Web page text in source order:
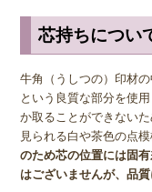
◆ オランダ生息の
「オランダ水牛」とも
牛からとれるわけでは
する陸牛からとれます
なのに水牛の名がつい
角ですが、素材の性質
芯持ちについ
牛角（うしつの）印材
という良質な部分を使
か取ることができない
見られる白や茶色の点
のため芯の位置には固
はございませんが、品